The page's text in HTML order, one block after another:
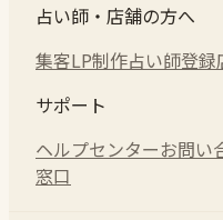
占い師・店舗の方へ
集客LP制作占い師登録
サポート
ヘルプセンターお問い
窓口